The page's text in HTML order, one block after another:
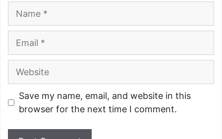
Website
Save my name, email, and website in this
browser for the next time I comment.